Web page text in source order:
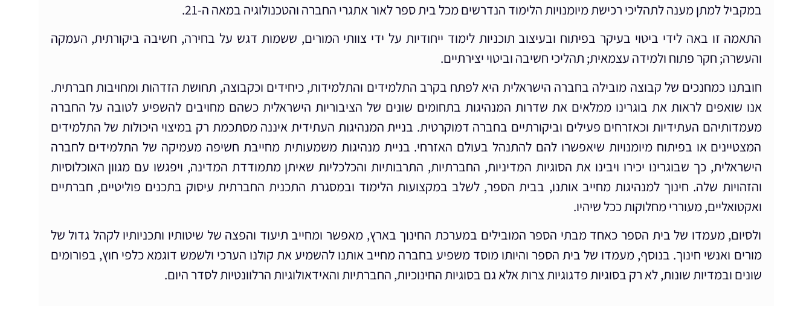
במקביל למתן מענה לתהליכי רכישת מיומנויות הלימוד הנדרשים מכל בית ספר לאור אתגרי החברה והטכנולוגיה במאה ה-21.
התאמה זו באה לידי ביטוי בעיקר בפיתוח ובעיצוב תוכניות לימוד ייחודיות על ידי צוותי המורים, ששמות דגש על בחירה, חשיבה ביקורתית, העמקה
והעשרה; חקר פתוח ולמידה עצמאית; תהליכי חשיבה וביטוי יצירתיים.
חובתנו כמחנכים של קבוצה מובילה בחברה הישראלית היא לפתח בקרב התלמידים והתלמידות, כיחידים וכקבוצה, תחושת הזדהות ומחויבות חברתית.
אנו שואפים לראות את בוגרינו ממלאים את שדרות המנהיגות בתחומים שונים של הציבוריות הישראלית כשהם מחויבים להשפיע לטובה על החברה
מעמדותיהם העתידיות וכאזרחים פעילים וביקורתיים בחברה דמוקרטית. בניית המנהיגות העתידית איננה מסתכמת רק במיצוי היכולות של התלמידים
המצטיינים או בפיתוח מיומנויות שיאפשרו להם להתנהל בעולם האזרחי. בניית מנהיגות משמעותית מחייבת חשיפה מעמיקה של התלמידים לחברה
הישראלית, כך שבוגרינו יכירו ויבינו את הסוגיות המדיניות, החברתיות, התרבותיות והכלכליות שאיתן מתמודדת המדינה, ויפגשו עם מגוון האוכלוסיות
והזהויות שלה. חינוך למנהיגות מחייב אותנו, בבית הספר, לשלב במקצועות הלימוד ובמסגרת התכנית החברתית עיסוק בתכנים פוליטיים, חברתיים
ואקטואליים, מעוררי מחלוקות ככל שיהיו.
ולסיום, מעמדו של בית הספר כאחד מבתי הספר המובילים במערכת החינוך בארץ, מאפשר ומחייב תיעוד והפצה של שיטותיו ותכניותיו לקהל גדול של
מורים ואנשי חינוך. בנוסף, מעמדו של בית הספר והיותו מוסד משפיע בחברה מחייב אותנו להשמיע את קולנו הערכי ולשמש דוגמא כלפי חוץ, בפורומים
שונים ובמדיות שונות, לא רק בסוגיות פדגוגיות צרות אלא גם בסוגיות החינוכיות, החברתיות והאידאולוגיות הרלוונטיות לסדר היום.